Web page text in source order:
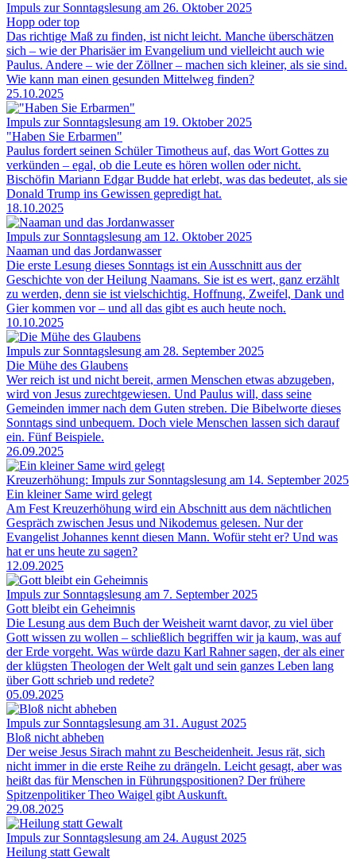
Impuls zur Sonntagslesung am 26. Oktober 2025
Hopp oder top
Das richtige Maß zu finden, ist nicht leicht. Manche überschätzen
sich – wie der Pharisäer im Evangelium und vielleicht auch wie
Paulus. Andere – wie der Zöllner – machen sich kleiner, als sie sind.
Wie kann man einen gesunden Mittelweg finden?
25.10.2025
Impuls zur Sonntagslesung am 19. Oktober 2025
"Haben Sie Erbarmen"
Paulus fordert seinen Schüler Timotheus auf, das Wort Gottes zu
verkünden – egal, ob die Leute es hören wollen oder nicht.
Bischöfin Mariann Edgar Budde hat erlebt, was das bedeutet, als sie
Donald Trump ins Gewissen gepredigt hat.
18.10.2025
Impuls zur Sonntagslesung am 12. Oktober 2025
Naaman und das Jordanwasser
Die erste Lesung dieses Sonntags ist ein Ausschnitt aus der
Geschichte von der Heilung Naamans. Sie ist es wert, ganz erzählt
zu werden, denn sie ist vielschichtig. Hoffnung, Zweifel, Dank und
Gier kommen vor – und all das gibt es auch heute noch.
10.10.2025
Impuls zur Sonntagslesung am 28. September 2025
Die Mühe des Glaubens
Wer reich ist und nicht bereit, armen Menschen etwas abzugeben,
wird von Jesus zurechtgewiesen. Und Paulus will, dass seine
Gemeinden immer nach dem Guten streben. Die Bibelworte dieses
Sonntags sind unbequem. Doch viele Menschen lassen sich darauf
ein. Fünf Beispiele.
26.09.2025
Kreuzerhöhung: Impuls zur Sonntagslesung am 14. September 2025
Ein kleiner Same wird gelegt
Am Fest Kreuzerhöhung wird ein Abschnitt aus dem nächtlichen
Gespräch zwischen Jesus und Nikodemus gelesen. Nur der
Evangelist Johannes kennt diesen Mann. Wofür steht er? Und was
hat er uns heute zu sagen?
12.09.2025
Impuls zur Sonntagslesung am 7. September 2025
Gott bleibt ein Geheimnis
Die Lesung aus dem Buch der Weisheit warnt davor, zu viel über
Gott wissen zu wollen – schließlich begriffen wir ja kaum, was auf
der Erde vorgeht. Was würde dazu Karl Rahner sagen, der als einer
der klügsten Theologen der Welt galt und sein ganzes Leben lang
über Gott schrieb und redete?
05.09.2025
Impuls zur Sonntagslesung am 31. August 2025
Bloß nicht abheben
Der weise Jesus Sirach mahnt zu Bescheidenheit. Jesus rät, sich
nicht immer in die erste Reihe zu drängeln. Leicht gesagt, aber was
heißt das für Menschen in Führungspositionen? Der frühere
Spitzenpolitiker Theo Waigel gibt Auskunft.
29.08.2025
Impuls zur Sonntagslesung am 24. August 2025
Heilung statt Gewalt